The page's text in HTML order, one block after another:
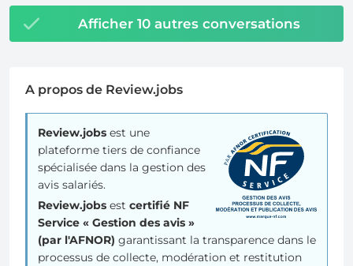
Afficher 10 autres conversations
A propos de Review.jobs
Review.jobs est une
plateforme tiers de confiance
spécialisée dans la gestion des
avis salariés.
Review.jobs est certifié NF
Service « Gestion des avis »
(par l'AFNOR) garantissant la transparence dans le
processus de collecte, modération et restitution